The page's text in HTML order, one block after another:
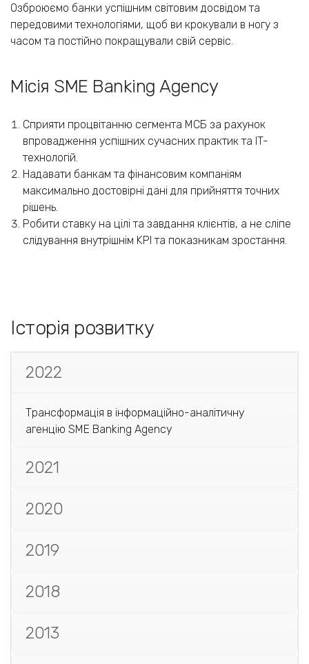
Озброюємо банки успішним світовим досвідом та
передовими технологіями, щоб ви крокували в ногу з
часом та постійно покращували свій сервіс.
Місія SME Banking Agency
Сприяти процвітанню сегмента МСБ за рахунок
впровадження успішних сучасних практик та IT-
технологій.
Надавати банкам та фінансовим компаніям
максимально достовірні дані для прийняття точних
рішень.
Робити ставку на цілі та завдання клієнтів, а не сліпе
слідування внутрішнім KPI та показникам зростання.
Історія розвитку
2022
Трансформація в інформаційно-аналітичну
агенцію SME Banking Agency
2021
2020
2019
2018
2013